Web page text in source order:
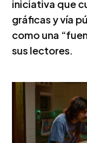
iniciativa que
gráficas y vía
como una
sus lectores.